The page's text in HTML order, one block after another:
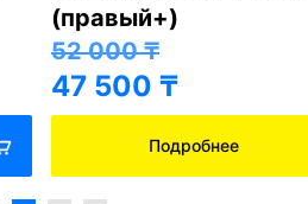
(правый+)
52 000₸
47 500 ₸
Подробнее